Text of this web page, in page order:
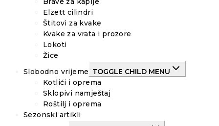
Elzett cilindri
Štitovi za kvake
Kvake za vrata i prozore
Lokoti
Žice
Slobodno vrijeme TOGGLE CHILD MENU
Kotlići i oprema
Sklopivi namještaj
Roštilj i oprema
Sezonski artikli